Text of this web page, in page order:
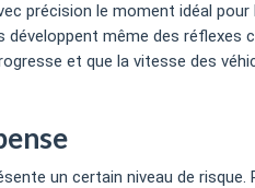
précision le moment idéal
même des
et que la vitesse des
un certain niveau de